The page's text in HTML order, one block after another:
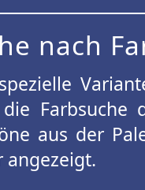
nach
Farbsuche
aus der
angezeigt.